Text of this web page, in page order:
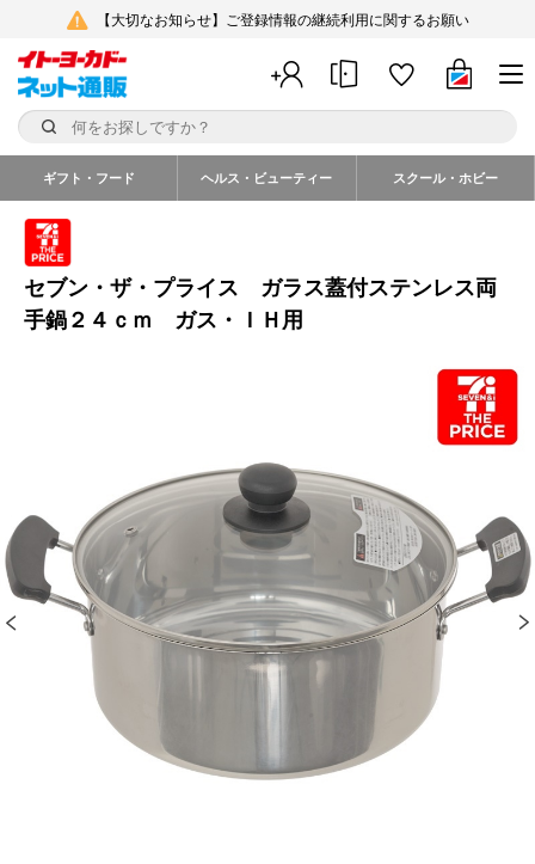
【大切なお知らせ】ご登録情報の継続利用に関するお願い
ギフト・フード ヘルス・ビューティー スクール・ホビー
セブン・ザ・プライス ガラス蓋付ステンレス両
手鍋２４ｃｍ ガス・ＩＨ用